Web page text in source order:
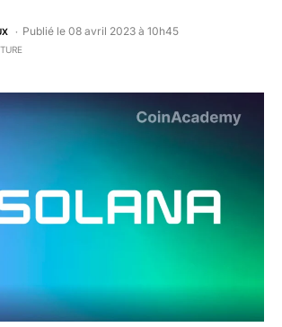
Publié le 08 avril 2023 à 10h45